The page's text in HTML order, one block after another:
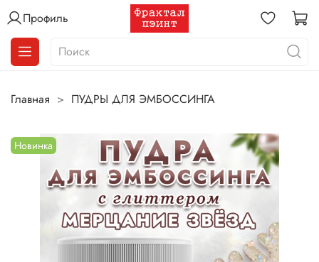
Профиль
Главная ПУДРЫ ДЛЯ ЭМБОССИНГА
Новинка